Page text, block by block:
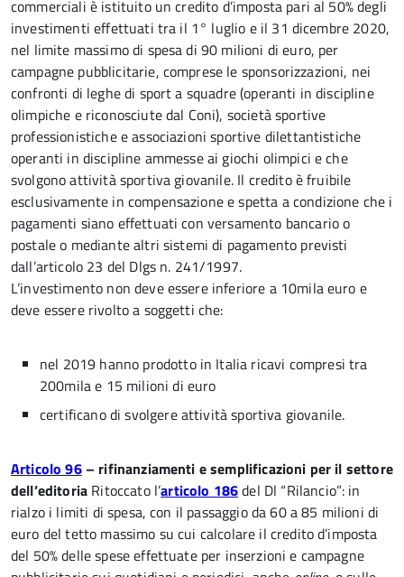
commerciali è istituito un credito d’imposta pari al 50% degli
investimenti effettuati tra il 1° luglio e il 31 dicembre 2020,
nel limite massimo di spesa di 90 milioni di euro, per
campagne pubblicitarie, comprese le sponsorizzazioni, nei
confronti di leghe di sport a squadre (operanti in discipline
olimpiche e riconosciute dal Coni), società sportive
professionistiche e associazioni sportive dilettantistiche
operanti in discipline ammesse ai giochi olimpici e che
svolgono attività sportiva giovanile. Il credito è fruibile
esclusivamente in compensazione e spetta a condizione che i
pagamenti siano effettuati con versamento bancario o
postale o mediante altri sistemi di pagamento previsti
dall’articolo 23 del Dlgs n. 241/1997.
L’investimento non deve essere inferiore a 10mila euro e
deve essere rivolto a soggetti che:
nel 2019 hanno prodotto in Italia ricavi compresi tra
200mila e 15 milioni di euro
certificano di svolgere attività sportiva giovanile.
Articolo 96– rifinanziamenti e semplificazioni per il settore
dell’editoria Ritoccato l’articolo 186del Dl “Rilancio”: in
rialzo i limiti di spesa, con il passaggio da 60 a 85 milioni di
euro del tetto massimo su cui calcolare il credito d’imposta
del 50% delle spese effettuate per inserzioni e campagne